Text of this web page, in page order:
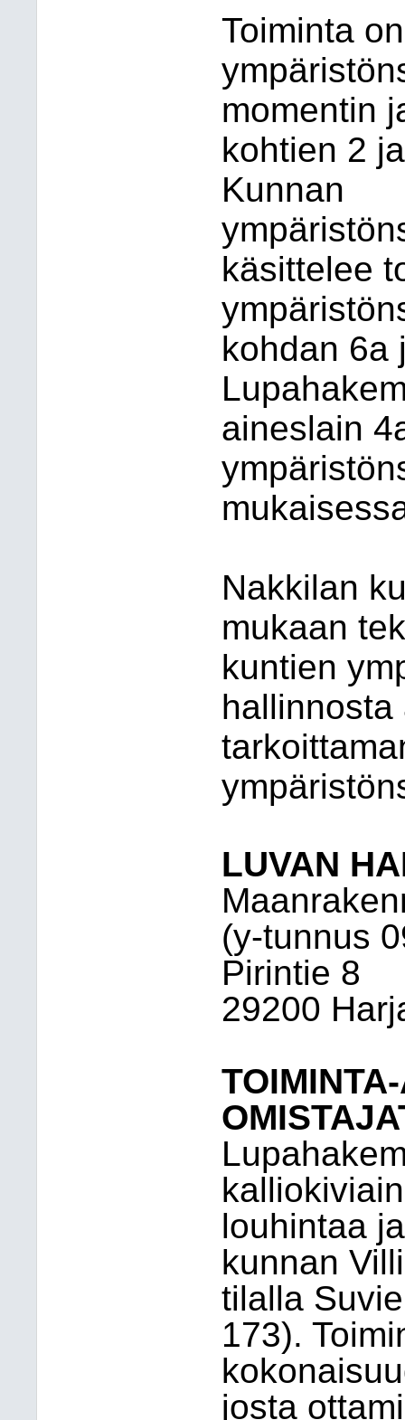
Toiminta
momentin
kohtien 2
Kunnan
käsittelee
kohdan 6a
aineslain
Nakkilan
mukaan
kuntien
LUVAN
(y-tunnus
Pirintie 8
29200
louhintaa
kunnan
tilalla
173).
josta